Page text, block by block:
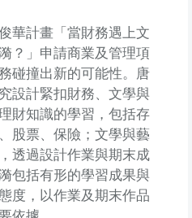
華計畫「當財務遇上文
？」申請商業及管理項
碰撞出新的可能性。唐
設計緊扣財務、文學與
財知識的學習，包括存
股票、保險；文學與藝
透過設計作業與期末成
包括有形的學習成果與
度，以作業及期末作品